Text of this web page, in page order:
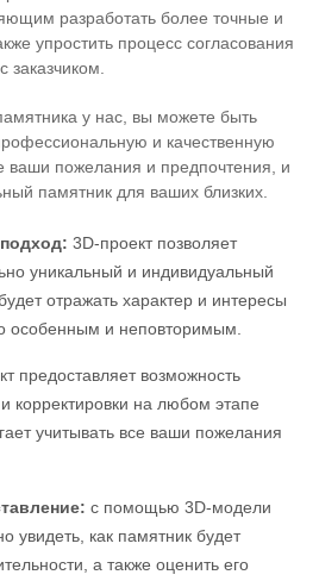
разработать более точные и
упростить процесс согласования
с заказчиком.
у нас, вы можете быть
и качественную
ваши пожелания и предпочтения, и
памятник для ваших близких.
3D-проект позволяет
уникальный и индивидуальный
отражать характер и интересы
особенным и неповторимым.
предоставляет возможность
корректировки на любом этапе
учитывать все ваши пожелания
c помощью 3D-модели
увидеть, как памятник будет
а также оценить его